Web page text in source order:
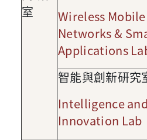
室
Wireless Mobile
Networks &
Applications
智能與創新研究
Intelligence and
Innovation Lab